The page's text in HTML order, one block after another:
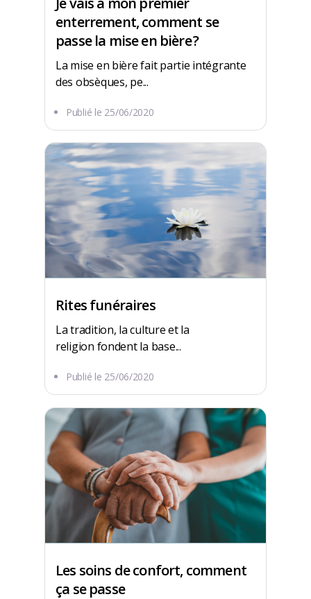
enterrement, comment se
passe la mise en bière ?
La mise en bière fait partie intégrante
des obsèques, pe...
Publié le 25/06/2020
Rites funéraires
La tradition, la culture et la
religion fondent la base...
Publié le 25/06/2020
Les soins de confort, comment
ça se passe